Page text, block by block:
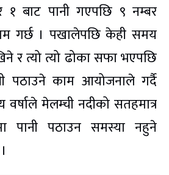
बाट पानी गएपछि ९ नम्बर
गर्छ । पखालेपछि केही समय
र त्यो त्यो ढोका सफा भएपछि
पठाउने काम आयोजनाले गर्दै
मेलम्ची नदीको सतहमात्र
पानी पठाउन समस्या नहुने